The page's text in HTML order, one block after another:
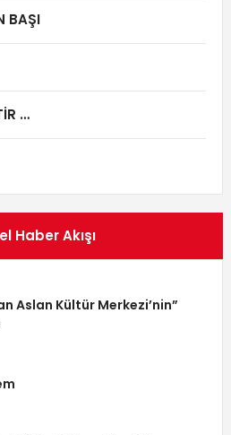
BAŞI
…
Haber Akışı
Aslan Kültür Merkezi’nin”